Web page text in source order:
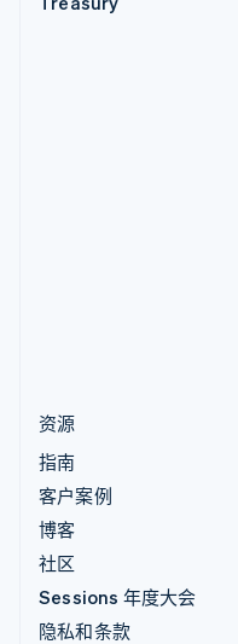
资源
指南
客户案例
博客
社区
Sessions 年度大会
隐私和条款